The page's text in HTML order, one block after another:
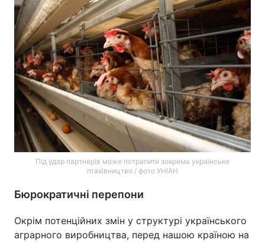
Під удар партнерів може потрапити зокрема українське
птахівництво / фото УНІАН
Бюрократичні перепони
Окрім потенційних змін у структурі українського
аграрного виробництва, перед нашою країною на